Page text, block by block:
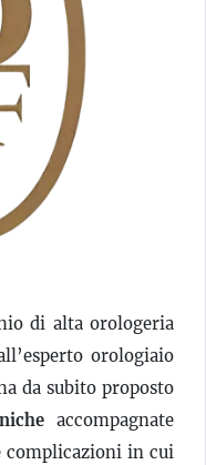
di alta orologeria
orologiaio
da subito proposto
accompagnate
complicazioni in cui